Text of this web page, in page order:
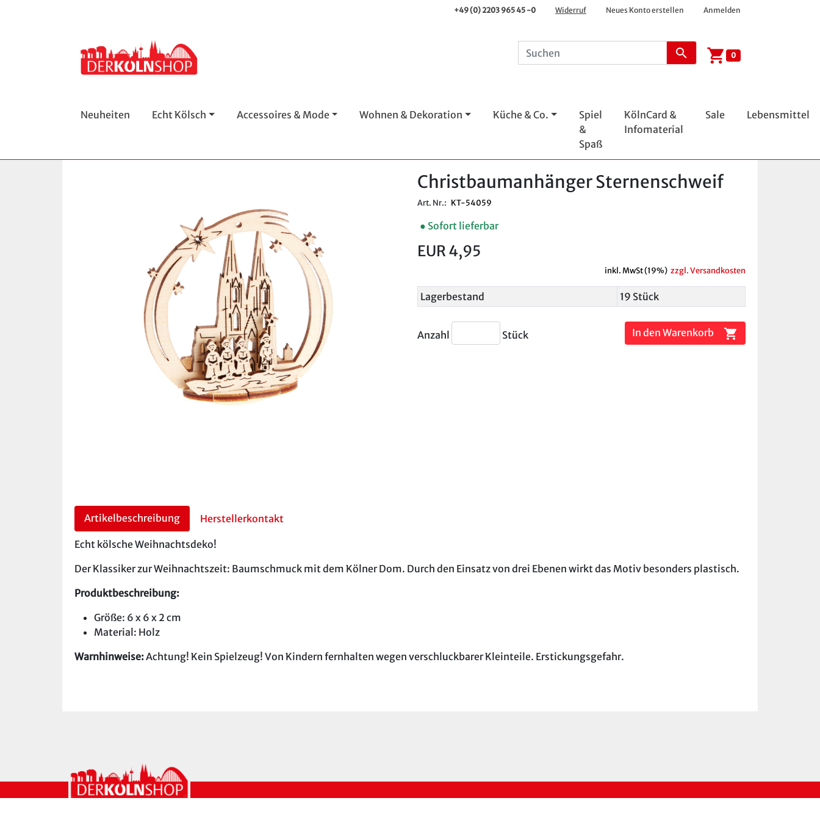
+49 (0) 2203 965 45 -0 Widerruf Neues Konto erstellen Anmelden
search shopping_cart 0
Neuheiten Echt Kölsch Accessoires & Mode Wohnen & Dekoration Küche & Co.
Spiel
&
Spaß
KölnCard &
Infomaterial
Sale Lebensmittel
Christbaumanhänger Sternenschweif
Art. Nr.: KT-54059
● Sofort lieferbar
EUR 4,95
inkl. MwSt (19%) zzgl. Versandkosten
Lagerbestand 19 Stück
Anzahl Stück In den Warenkorb shopping_cart
Artikelbeschreibung Herstellerkontakt
Echt kölsche Weihnachtsdeko!
Der Klassiker zur Weihnachtszeit: Baumschmuck mit dem Kölner Dom. Durch den Einsatz von drei Ebenen wirkt das Motiv besonders plastisch.
Produktbeschreibung:
Größe: 6 x 6 x 2 cm
Material: Holz
Warnhinweise:Achtung! Kein Spielzeug! Von Kindern fernhalten wegen verschluckbarer Kleinteile. Erstickungsgefahr.